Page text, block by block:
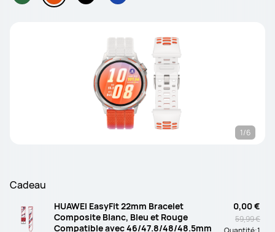
1/6
Cadeau
HUAWEI EasyFit 22mm Bracelet
Composite Blanc, Bleu et Rouge
Compatible avec 46/47.8/48/48.5mm
0,00 €
59,99 €